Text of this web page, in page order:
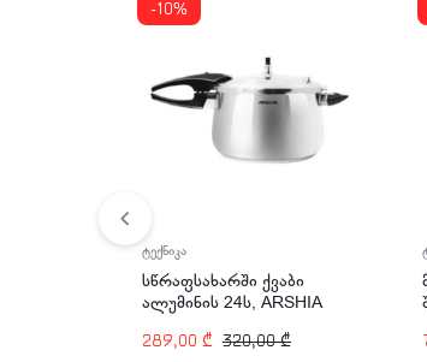
-10%
ტექნიკა
სწრაფსახარში ქვაბი
ალუმინის 24ს, ARSHIA
289,00 ₾ 320,00₾